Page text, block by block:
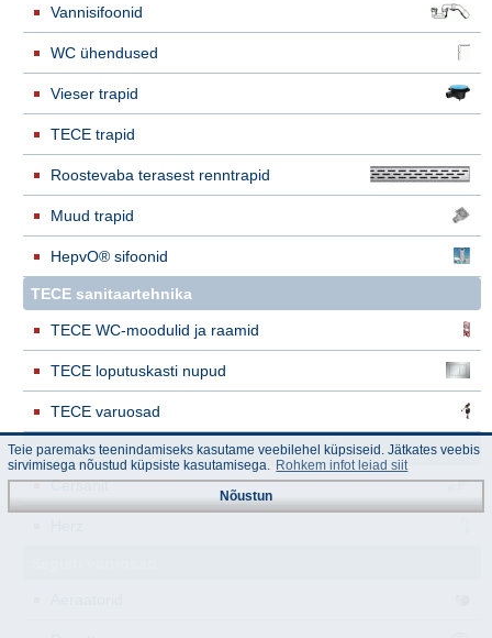
Vannisifoonid
WC ühendused
Vieser trapid
TECE trapid
Roostevaba terasest renntrapid
Muud trapid
HepvO® sifoonid
TECE sanitaartehnika
TECE WC-moodulid ja raamid
TECE loputuskasti nupud
TECE varuosad
Segistid
Cersanit
Teie paremaks teenindamiseks kasutame veebilehel küpsiseid. Jätkates veebis
sirvimisega nõustud küpsiste kasutamisega. Rohkem infot leiad siit
Nõustun